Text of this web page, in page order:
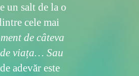
un salt de la o
cele mai
de câteva
viața… Sau
adevăr este